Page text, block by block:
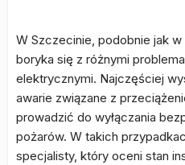
W Szczecinie, podobnie jak
boryka się z różnymi
elektrycznymi. Najczęściej
awarie związane z
prowadzić do wyłączania
pożarów. W takich
specjalisty, który oceni stan